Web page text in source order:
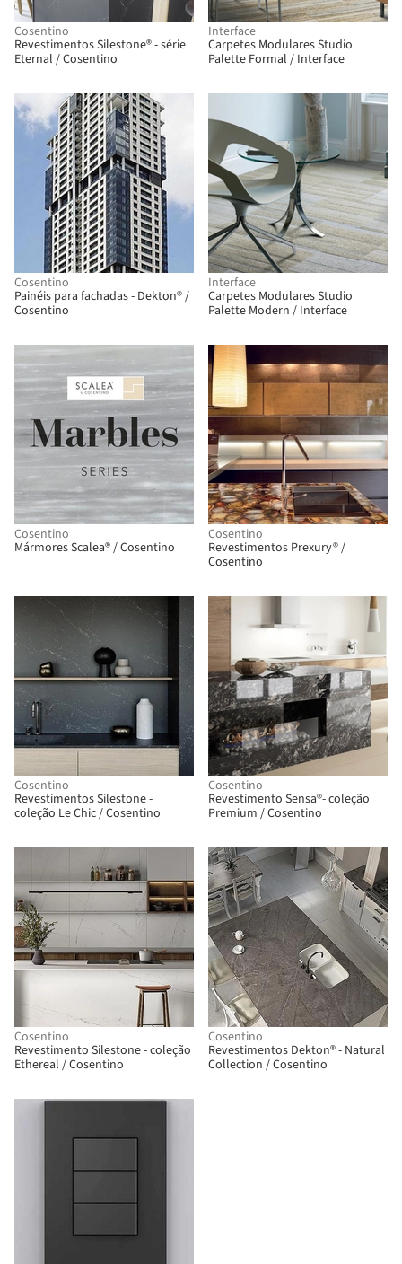
Cosentino
Revestimentos Silestone® - série
Eternal / Cosentino
Interface
Carpetes Modulares Studio
Palette Formal / Interface
Cosentino
Painéis para fachadas - Dekton® /
Cosentino
Interface
Carpetes Modulares Studio
Palette Modern / Interface
Cosentino
Mármores Scalea® / Cosentino
Cosentino
Revestimentos Prexury® /
Cosentino
Cosentino
Revestimentos Silestone -
coleção Le Chic / Cosentino
Cosentino
Revestimento Sensa®- coleção
Premium / Cosentino
Cosentino
Revestimento Silestone - coleção
Ethereal / Cosentino
Cosentino
Revestimentos Dekton® - Natural
Collection / Cosentino